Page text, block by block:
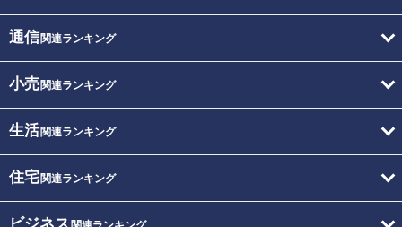
通信関連ランキング
小売関連ランキング
生活関連ランキング
住宅関連ランキング
ビジネス